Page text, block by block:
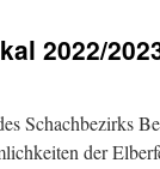
2022/
Schachbezirks
der